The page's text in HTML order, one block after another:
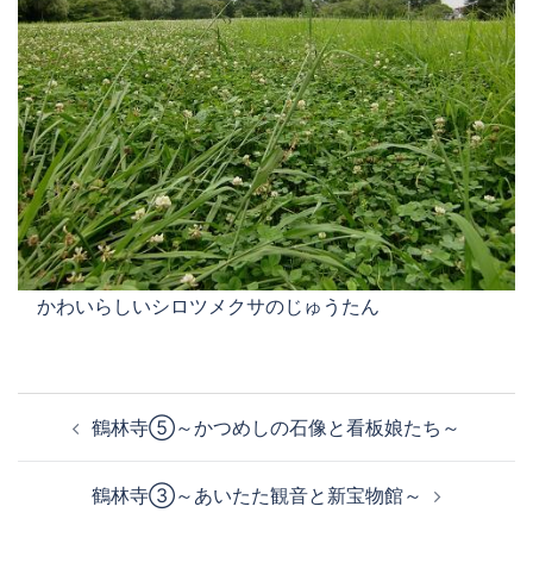
かわいらしいシロツメクサのじゅうたん
鶴林寺⑤～かつめしの石像と看板娘たち～
鶴林寺③～あいたた観音と新宝物館～